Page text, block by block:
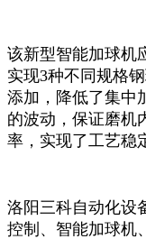
该新型智能加球机
实现3种不同规格
添加，降低了集中
的波动，保证磨机
率，实现了工艺稳
洛阳三科自动化设
控制、智能加球机